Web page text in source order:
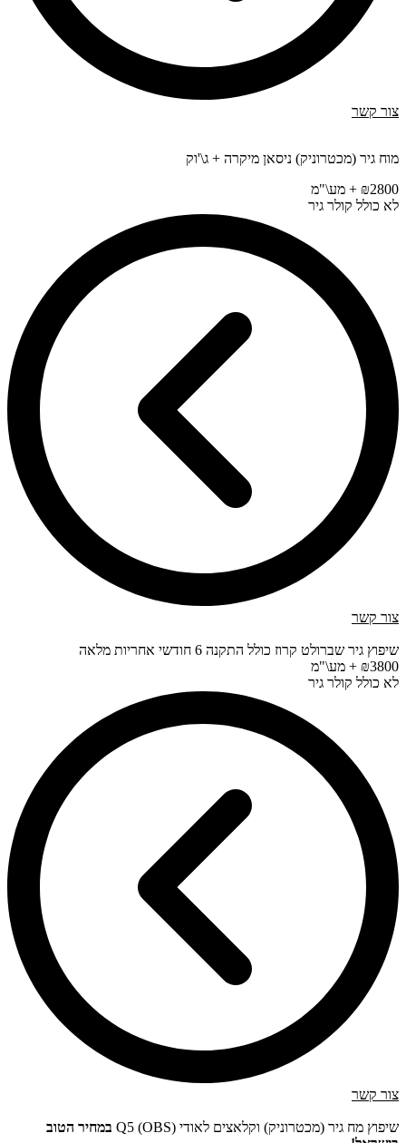
צור קשר
מוח גיר (מכטרוניק) ניסאן מיקרה + ג\'וק
₪2800 + מע\"מ
לא כולל קולר גיר
צור קשר
שיפוץ גיר שברולט קרוז כולל התקנה 6 חודשי אחריות מלאה
₪3800 + מע\"מ
לא כולל קולר גיר
צור קשר
שיפוץ מח גיר (מכטרוניק) וקלאצים לאודי Q5 (OBS)
במחיר הטוב